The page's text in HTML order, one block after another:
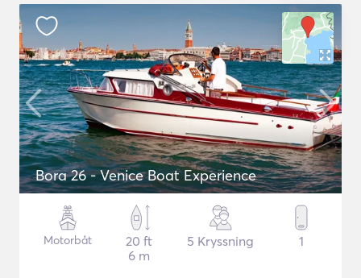
Bora 26 - Venice Boat Experience
Motorbåt
20 ft
6 m
5 Kryssning 1